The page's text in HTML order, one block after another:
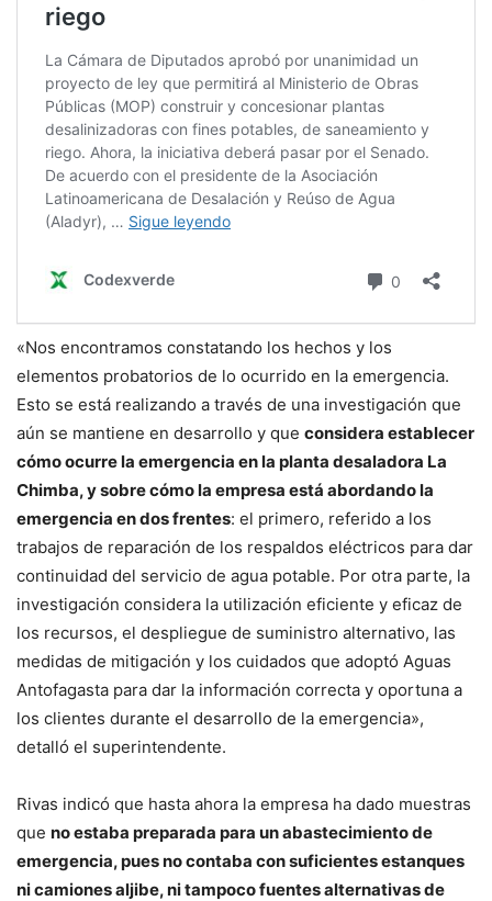
«Nos encontramos constatando los hechos y los
elementos probatorios de lo ocurrido en la emergencia.
Esto se está realizando a través de una investigación que
aún se mantiene en desarrollo y que considera establecer
cómo ocurre la emergencia en la planta desaladora La
Chimba, y sobre cómo la empresa está abordando la
emergencia en dos frentes: el primero, referido a los
trabajos de reparación de los respaldos eléctricos para dar
continuidad del servicio de agua potable. Por otra parte, la
investigación considera la utilización eficiente y eficaz de
los recursos, el despliegue de suministro alternativo, las
medidas de mitigación y los cuidados que adoptó Aguas
Antofagasta para dar la información correcta y oportuna a
los clientes durante el desarrollo de la emergencia»,
detalló el superintendente.
Rivas indicó que hasta ahora la empresa ha dado muestras
que no estaba preparada para un abastecimiento de
emergencia, pues no contaba con suficientes estanques
ni camiones aljibe, ni tampoco fuentes alternativas de